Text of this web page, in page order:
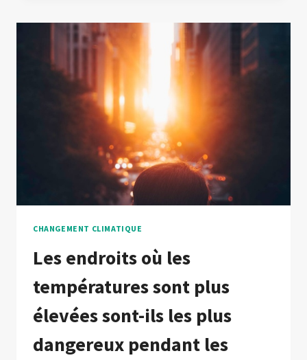
CHANGEMENT CLIMATIQUE
Les endroits où les
températures sont plus
élevées sont-ils les plus
dangereux pendant les